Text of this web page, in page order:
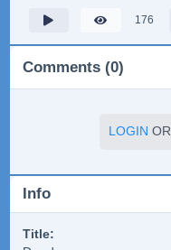
176
Comments (0)
LOGIN OR
Info
Title: